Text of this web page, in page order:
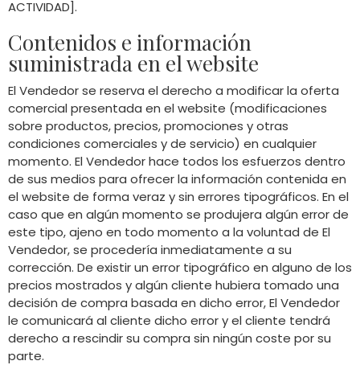
ACTIVIDAD].
Contenidos e información
suministrada en el website
El Vendedor se reserva el derecho a modificar la oferta
comercial presentada en el website (modificaciones
sobre productos, precios, promociones y otras
condiciones comerciales y de servicio) en cualquier
momento. El Vendedor hace todos los esfuerzos dentro
de sus medios para ofrecer la información contenida en
el website de forma veraz y sin errores tipográficos. En el
caso que en algún momento se produjera algún error de
este tipo, ajeno en todo momento a la voluntad de El
Vendedor, se procedería inmediatamente a su
corrección. De existir un error tipográfico en alguno de los
precios mostrados y algún cliente hubiera tomado una
decisión de compra basada en dicho error, El Vendedor
le comunicará al cliente dicho error y el cliente tendrá
derecho a rescindir su compra sin ningún coste por su
parte.